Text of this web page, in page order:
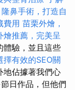
隆鼻手術，打造自
費用 苗栗外燴，
燴推薦，完美呈
體驗，並且這些
擇有效的SEO關
地佔據著我們心
日作品，但他們